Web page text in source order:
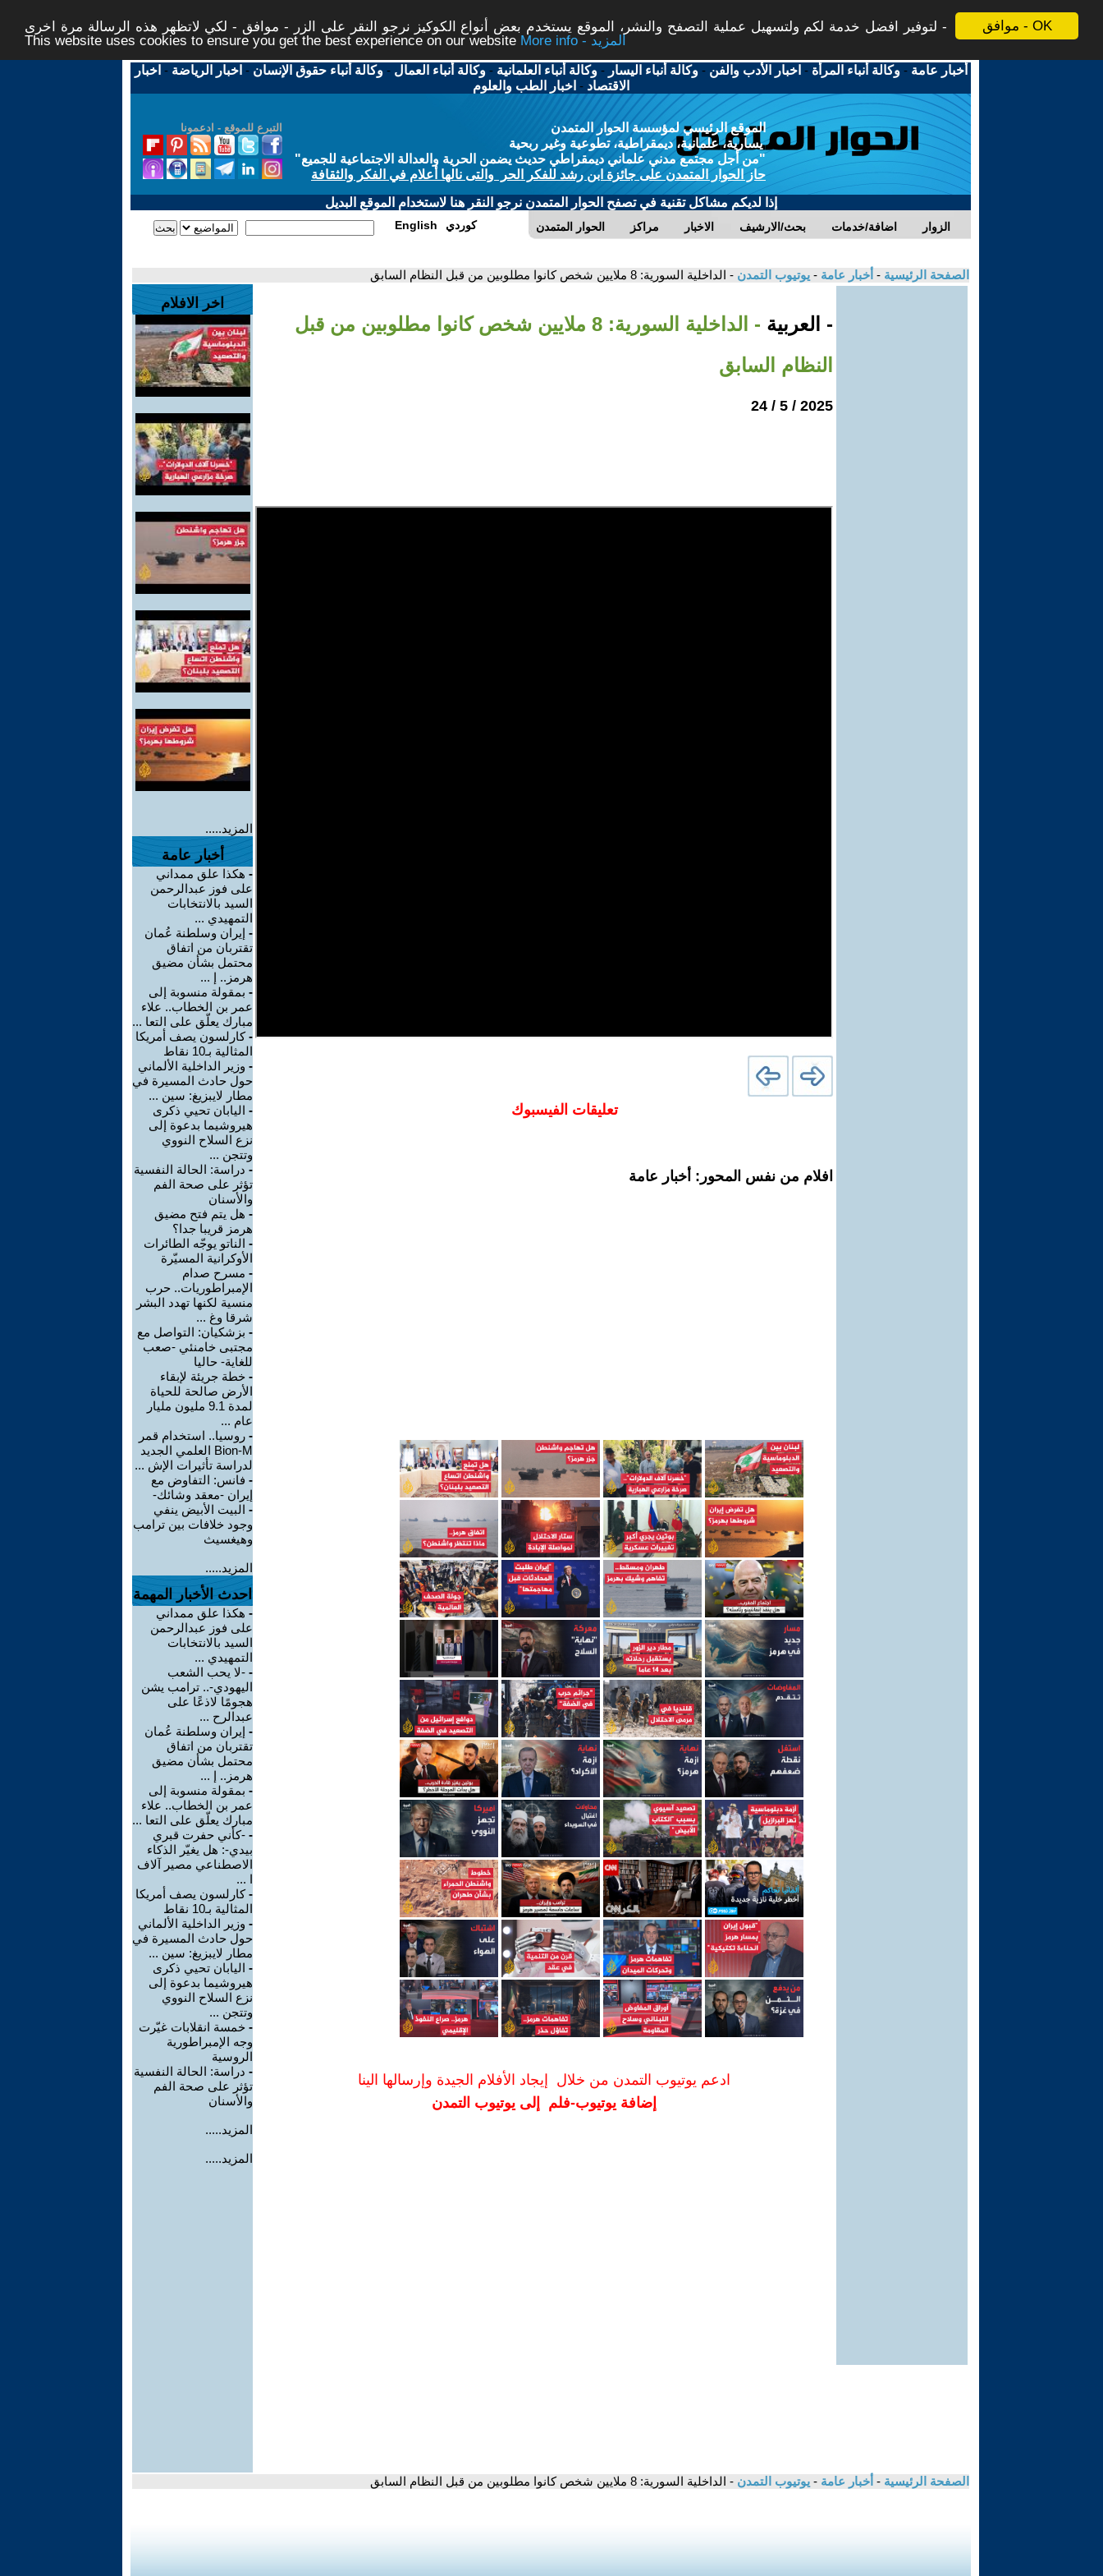
موافق - OK
لتوفير افضل خدمة لكم ولتسهيل عملية التصفح والنشر، الموقع يستخدم بعض أنواع الكوكيز نرجو النقر على الزر - موافق - لكي لاتظهر هذه الرسالة مرة اخرى -
This website uses cookies to ensure you get the best experience on our website
More info - المزيد
أخبار عامة -وكالة أنباء المرأة - اخبار الأدب والفن -وكالة أنباء اليسار -وكالة أنباء العلمانية -وكالة أنباء العمال -وكالة أنباء حقوق الإنسان - اخبار الرياضة - اخبار
الاقتصاد - اخبار الطب والعلوم
التبرع للموقع - ادعمونا
الموقع الرئيسي لمؤسسة الحوار المتمدن
يسارية، علمانية، ديمقراطية، تطوعية وغير ربحية
"من أجل مجتمع مدني علماني ديمقراطي حديث يضمن الحرية والعدالة الاجتماعية للجميع"
حاز الحوار المتمدن على جائزة ابن رشد للفكر الحر والتى نالها أعلام في الفكر والثقافة
إذا لديكم مشاكل تقنية في تصفح الحوار المتمدن نرجو النقر هنا لاستخدام الموقع البديل
الحوار المتمدن مراكز الاخبار بحث/الارشيف اضافة/خدمات الزوار English كوردي
الصفحة الرئيسية - أخبار عامة - يوتيوب التمدن - الداخلية السورية: 8 ملايين شخص كانوا مطلوبين من قبل النظام السابق
- العربية
- الداخلية السورية: 8 ملايين شخص كانوا مطلوبين من قبل
النظام السابق
2025 / 5 / 24
تعليقات الفيسبوك
افلام من نفس المحور: أخبار عامة
ادعم يوتيوب التمدن من خلال إيجاد الأفلام الجيدة وإرسالها الينا
إضافة يوتيوب-فلم إلى يوتيوب التمدن
اخر الافلام
المزيد.....
أخبار عامة
- هكذا علق ممداني
على فوز عبدالرحمن
السيد بالانتخابات
التمهيدي ...
- إيران وسلطنة عُمان
تقتربان من اتفاق
محتمل بشأن مضيق
هرمز.. إ ...
- بمقولة منسوبة إلى
عمر بن الخطاب.. علاء
مبارك يعلّق على التعا ...
-كارلسون يصف أمريكا
المثالية بـ10 نقاط
- وزير الداخلية الألماني
حول حادث المسيرة في
مطار لايبزيغ: سين ...
- اليابان تحيي ذكرى
هيروشيما بدعوة إلى
نزع السلاح النووي
وتتجن ...
- دراسة: الحالة النفسية
تؤثر على صحة الفم
والأسنان
- هل يتم فتح مضيق
هرمز قريبا جدا؟
- الناتو يوجّه الطائرات
الأوكرانية المسيّرة
- مسرح صدام
الإمبراطوريات.. حرب
منسية لكنها تهدد البشر
شرقا وغ ...
- بزشكيان: التواصل مع
مجتبى خامنئي -صعب
للغاية- حاليا
- خطة جريئة لإبقاء
الأرض صالحة للحياة
لمدة 9.1 مليون مليار
عام ...
- روسيا.. استخدام قمر
Bion-M العلمي الجديد
لدراسة تأثيرات الإش ...
- فانس: التفاوض مع
إيران -معقد وشائك-
- البيت الأبيض ينفي
وجود خلافات بين ترامب
وهيغسيث
المزيد.....
احدث الأخبار المهمة
- هكذا علق ممداني
على فوز عبدالرحمن
السيد بالانتخابات
التمهيدي ...
- -لا يحب الشعب
اليهودي-.. ترامب يشن
هجومًا لاذعًا على
عبدالرح ...
- إيران وسلطنة عُمان
تقتربان من اتفاق
محتمل بشأن مضيق
هرمز.. إ ...
- بمقولة منسوبة إلى
عمر بن الخطاب.. علاء
مبارك يعلّق على التعا ...
- -كأني حفرت قبري
بيدي-: هل يغيّر الذكاء
الاصطناعي مصير آلاف
ا ...
-كارلسون يصف أمريكا
المثالية بـ10 نقاط
- وزير الداخلية الألماني
حول حادث المسيرة في
مطار لايبزيغ: سين ...
- اليابان تحيي ذكرى
هيروشيما بدعوة إلى
نزع السلاح النووي
وتتجن ...
- خمسة انقلابات غيّرت
وجه الإمبراطورية
الروسية
- دراسة: الحالة النفسية
تؤثر على صحة الفم
والأسنان
المزيد.....
المزيد.....
الصفحة الرئيسية - أخبار عامة - يوتيوب التمدن - الداخلية السورية: 8 ملايين شخص كانوا مطلوبين من قبل النظام السابق